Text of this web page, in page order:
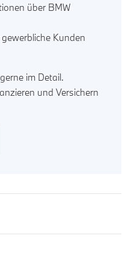
über BMW
Kunden
im Detail.
und Versichern